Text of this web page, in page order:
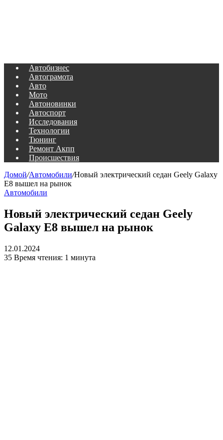
Автобизнес
Автограмота
Авто
Мото
Автоновинки
Автоспорт
Исследования
Технологии
Тюнинг
Ремонт Акпп
Происшествия
Домой/Автомобили/Новый электрический седан Geely Galaxy
E8 вышел на рынок
Автомобили
Новый электрический седан Geely
Galaxy E8 вышел на рынок
12.01.2024
35 Время чтения: 1 минута